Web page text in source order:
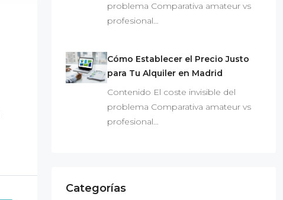
problema Comparativa amateur vs
profesional…
Cómo Establecer el Precio Justo
para Tu Alquiler en Madrid
Contenido El coste invisible del
problema Comparativa amateur vs
profesional…
Categorías